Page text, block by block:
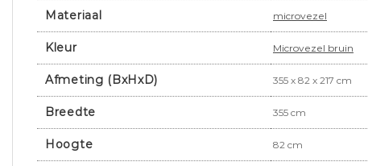
Materiaal microvezel
Kleur Microvezel bruin
Afmeting (BxHxD) 355 x 82 x 217 cm
Breedte 355 cm
Hoogte 82 cm